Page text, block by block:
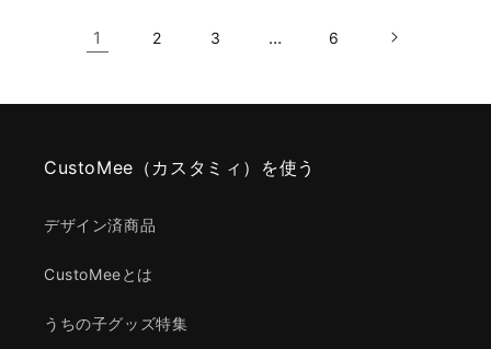
1 2 3 … 6
CustoMee（カスタミィ）を使う
デザイン済商品
CustoMeeとは
うちの子グッズ特集